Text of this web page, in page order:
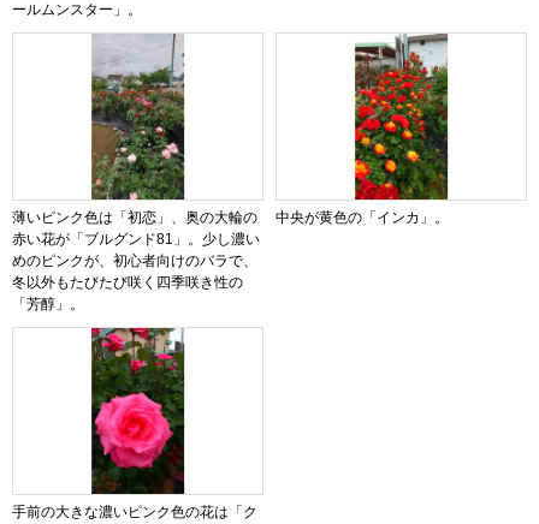
ールムンスター」。
薄いピンク色は「初恋」、奥の大輪の
赤い花が「ブルグンド81」。少し濃い
めのピンクが、初心者向けのバラで、
冬以外もたびたび咲く四季咲き性の
「芳醇」。
中央が黄色の「インカ」。
手前の大きな濃いピンク色の花は「ク